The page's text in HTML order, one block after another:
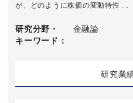
が、どのように株価の変動特性 ...
研究分野・
キーワード
金融論
研究業